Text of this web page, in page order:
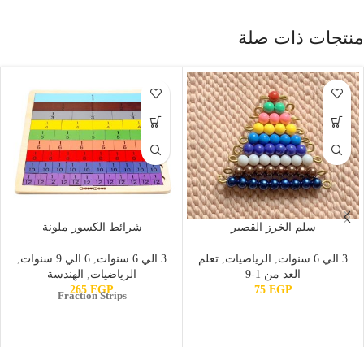
منتجات ذات صلة
سلم الخرز القصير
3 الي 6 سنوات الرياضيات تعلم
العد من 1-9
75 EGP
شرائط الكسور ملونة
3 الي 6 سنوات 6 الي 9 سنوات
الرياضيات
الهندسة
265 EGP
Fraction Strips